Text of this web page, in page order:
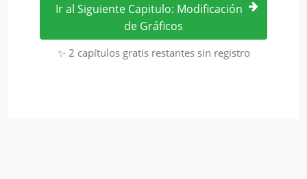
Ir al Siguiente Capitulo: Modificación
de Gráficos
✨ 2 capítulos gratis restantes sin registro